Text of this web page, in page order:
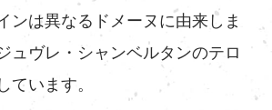
ンは異なるドメーヌに由来しま
ュヴレ・シャンベルタンのテロ
ています。